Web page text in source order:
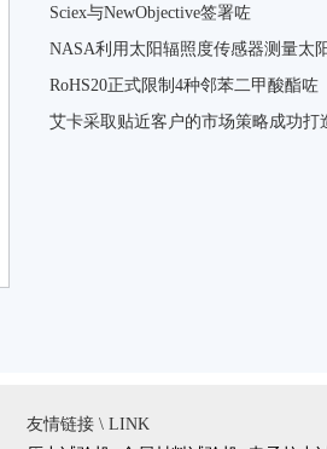
Sciex与NewObjective签署咗
NASA利用太阳辐照度传感器测量太
RoHS20正式限制4种邻苯二甲酸酯咗
艾卡采取贴近客户的市场策略成功打
友情链接 \ LINK